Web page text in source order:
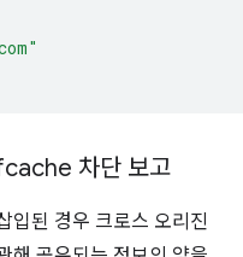
차단 보고
입된 경우 크로스 오리진